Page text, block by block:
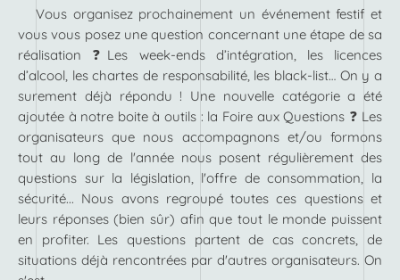
Vous organisez prochainement un événement festif et
vous vous posez une question concernant une étape de sa
réalisation ❓Les week-ends d’intégration, les licences
d’alcool, les chartes de responsabilité, les black-list… On y a
surement déjà répondu ! Une nouvelle catégorie a été
ajoutée à notre boite à outils : la Foire aux Questions ❓ Les
organisateurs que nous accompagnons et/ou formons
tout au long de l'année nous posent régulièrement des
questions sur la législation, l'offre de consommation, la
sécurité... Nous avons regroupé toutes ces questions et
leurs réponses (bien sûr) afin que tout le monde puissent
en profiter. Les questions partent de cas concrets, de
situations déjà rencontrées par d'autres organisateurs. On